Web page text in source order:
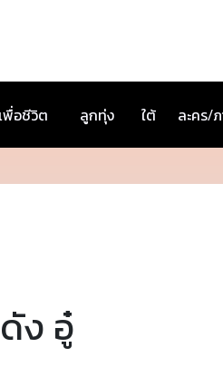
เพื่อชีวิต ลูกทุ่ง ใต้ ละคร/
ง อู๋